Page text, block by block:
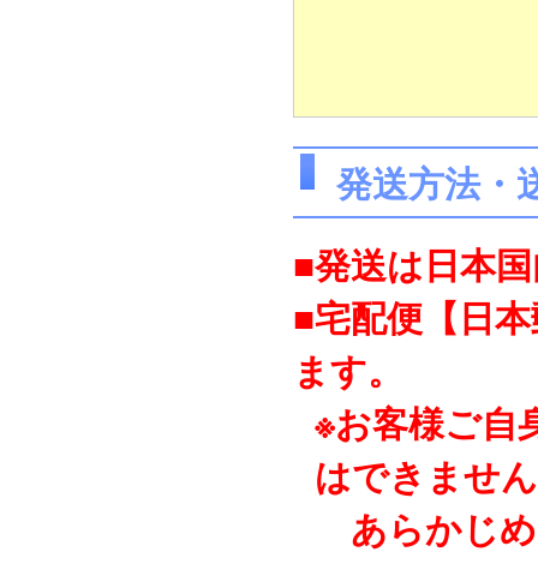
発送方法・
■発送は日本
■宅配便【日
ます。
※お客様ご自
はできませ
あらかじ